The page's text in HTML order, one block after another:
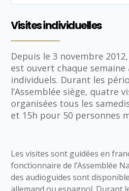
Visites individuelles
Depuis le 3 novembre
est ouvert chaque semaine
individuels. Durant les
l’Assemblée siège, quatre
organisées tous les
et 15h pour 50 personnes
Les visites sont guidées en
fonctionnaire de l’Assemblée
des audioguides sont